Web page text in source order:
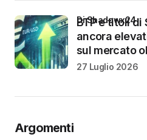
BTP e titoli
ancora
sul mercato
di Shadowx24
27 Luglio 2026
Argomenti